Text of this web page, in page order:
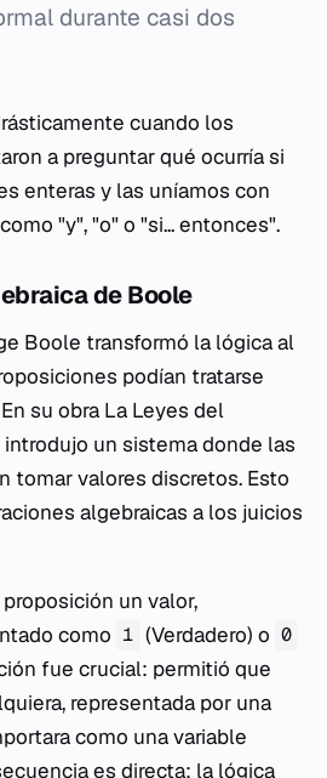
durante casi dos
cuando los
a preguntar qué ocurría si
enteras y las uníamos con
"y", "o" o "si... entonces".
de Boole
Boole transformó la lógica al
podían tratarse
su obra La Leyes del
introdujo un sistema donde las
tomar valores discretos. Esto
algebraicas a los juicios
un valor,
como 1 (Verdadero) o 0
fue crucial: permitió que
representada por una
como una variable
es directa: la lógica